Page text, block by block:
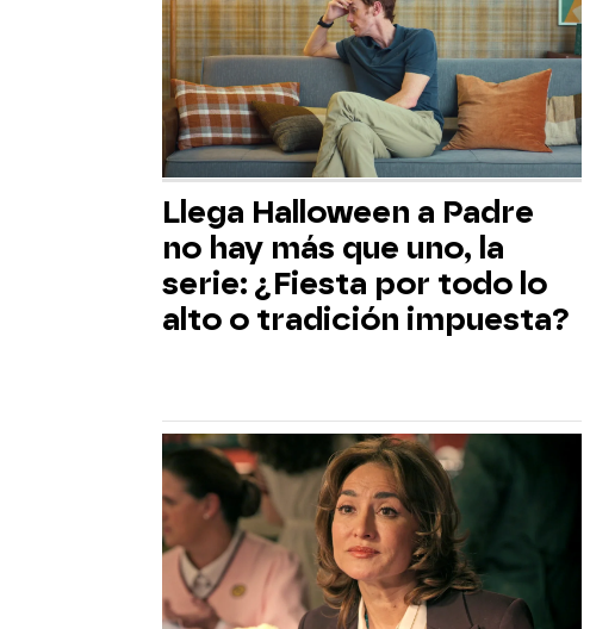
Llega Halloween a Padre
no hay más que uno, la
serie: ¿Fiesta por todo lo
alto o tradición impuesta?